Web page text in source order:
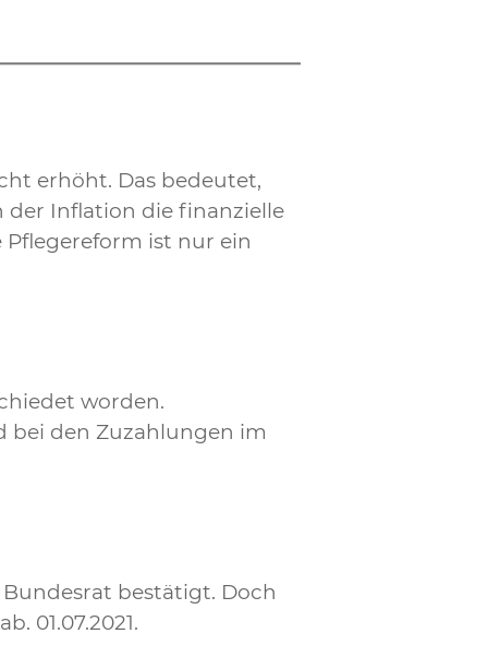
erhöht. Das bedeutet,
der Inflation die finanzielle
ist nur ein
worden.
bei den Zuzahlungen im
bestätigt. Doch
01.07.2021.